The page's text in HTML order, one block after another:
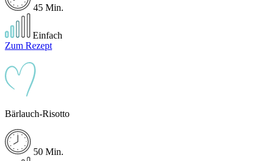
45 Min.
Einfach
Zum Rezept
Bärlauch-Risotto
50 Min.